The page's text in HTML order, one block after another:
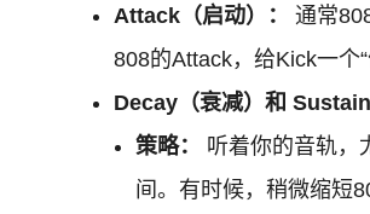
Attack（启动）：
通常
808的Attack，给Kick一个“
Decay（衰减）和 Sustain
策略：
听着你的音轨，
间。有时候，稍微缩短